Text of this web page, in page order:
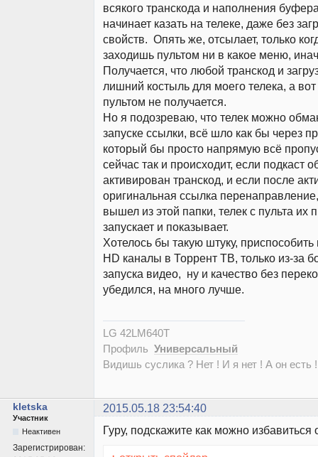
всякого транскода и наполнения
начинает казать на телеке, даже без
свойств. Опять же, отсылает, только
заходишь пультом ни в какое меню,
Получается, что любой транскод и
лишний костыль для моего телека, а вот
пультом не получается.
Но я подозреваю, что телек можно
запуске ссылки, всё шло как бы через
который бы просто напрямую всё
сейчас так и происходит, если подкаст
активирован транскод, и если после
оригинальная ссылка
вышел из этой папки, телек с пульта их
запускает и показывает.
Хотелось бы такую штуку, приспособить
HD каналы в Торрент ТВ, только из-за
запуска видео, ну и качество без
убедился, на много лучше.
LG 42LM640T
Профиль Универсальный
Видишь суслика ? Нет ! И я нет ! А он есть
kletska 2015.05.18 23:54:40
Участник
Неактивен
Зарегистрирован:
Гуру, подскажите как можно избавиться